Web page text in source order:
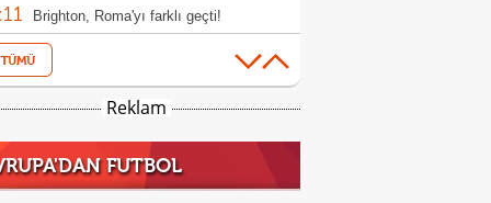
Karakuzulu
Brighton, Roma'yı farklı geçti!
Frankfurt, hazırlık maçında Hull City'yi
etti!Kasımpaşa, Muhammed Emin Bektaş'ı
Samsunspor, Kasımpaşa'yı mağlup etti!
Reklam
FUTBOL